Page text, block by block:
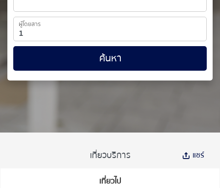
ผู้โดยสาร
ค้นหา
เที่ยวบริการ แชร์
เที่ยวไป